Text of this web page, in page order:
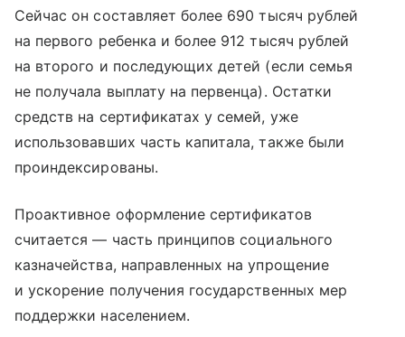
Сейчас он составляет более 690 тысяч рублей
на первого ребенка и более 912 тысяч рублей
на второго и последующих детей (если семья
не получала выплату на первенца). Остатки
средств на сертификатах у семей, уже
использовавших часть капитала, также были
проиндексированы.
Проактивное оформление сертификатов
считается — часть принципов социального
казначейства, направленных на упрощение
и ускорение получения государственных мер
поддержки населением.